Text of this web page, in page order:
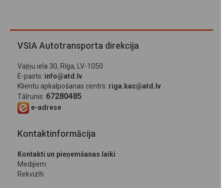
VSIA Autotransporta direkcija
Vaļņu iela 30, Rīga, LV-1050
E-pasts: info@atd.lv
Klientu apkalpošanas centrs: riga.kac@atd.lv
Tālrunis: 67280485
e-adrese
Kontaktinformācija
Kontakti un pieņemšanas laiki
Medijiem
Rekvizīti